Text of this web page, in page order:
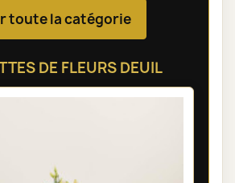
toute la catégorie
DE FLEURS DEUIL